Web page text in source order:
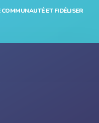
ET FIDÉLISER